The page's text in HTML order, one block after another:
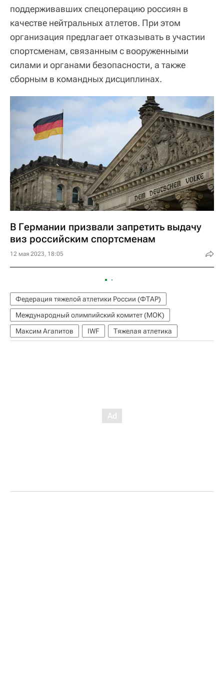
поддерживавших спецоперацию россиян в
качестве нейтральных атлетов. При этом
организация предлагает отказывать в участии
спортсменам, связанным с вооруженными
силами и органами безопасности, а также
сборным в командных дисциплинах.
В Германии призвали запретить выдачу
виз российским спортсменам
12 мая 2023, 18:05
Федерация тяжелой атлетики России (ФТАР)
Международный олимпийский комитет (МОК)
Максим Агапитов
IWF Тяжелая атлетика